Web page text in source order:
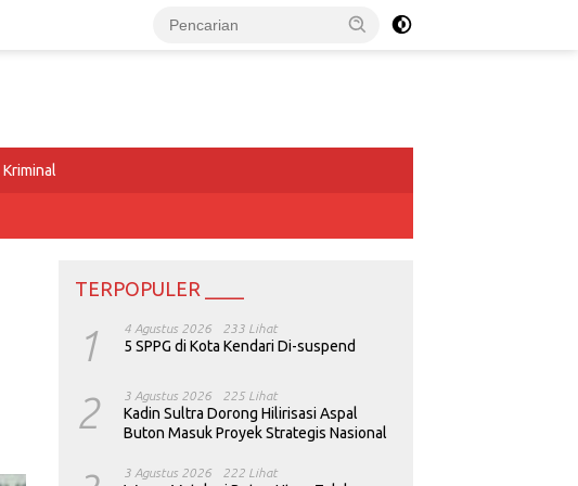
Kriminal
TERPOPULER ____
1 4 Agustus 2026 233 Lihat
5 SPPG di Kota Kendari Di-suspend
2 3 Agustus 2026 225 Lihat
Kadin Sultra Dorong Hilirisasi Aspal
Buton Masuk Proyek Strategis Nasional
3 Agustus 2026 222 Lihat